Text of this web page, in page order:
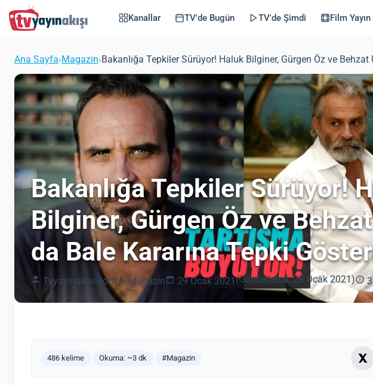
Kanallar TV'de Bugün TV'de Şimdi Film Yayın
Ana Sayfa›Magazin›Bakanlığa Tepkiler Sürüyor! Haluk Bilginer, Gürgen Öz ve
Bakanlığa Tepkiler Sürüyor!
Bilginer, Gürgen Öz ve
da Bale Kararına Tepki
Tvyayinakisi.com Magazin 29 Ocak 2021(Güncellendi: 29 Ocak 2021) 3
486 kelime Okuma: ~3 dk #Magazin